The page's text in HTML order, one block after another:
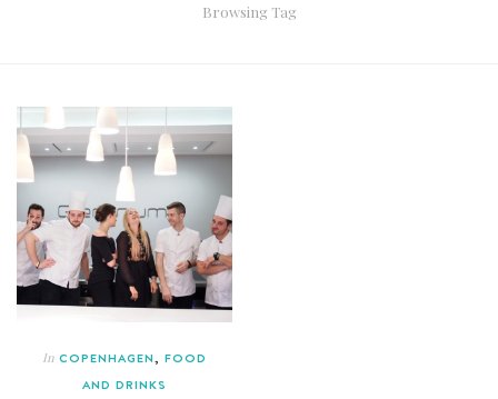
Browsing Tag
In COPENHAGEN, FOOD
AND DRINKS